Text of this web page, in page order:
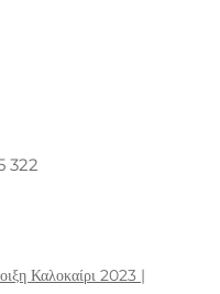
322
Καλοκαίρι 2023 |